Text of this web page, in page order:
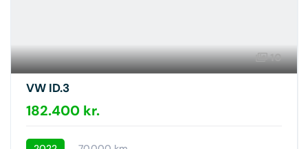
10
VW ID.3
182.400 kr.